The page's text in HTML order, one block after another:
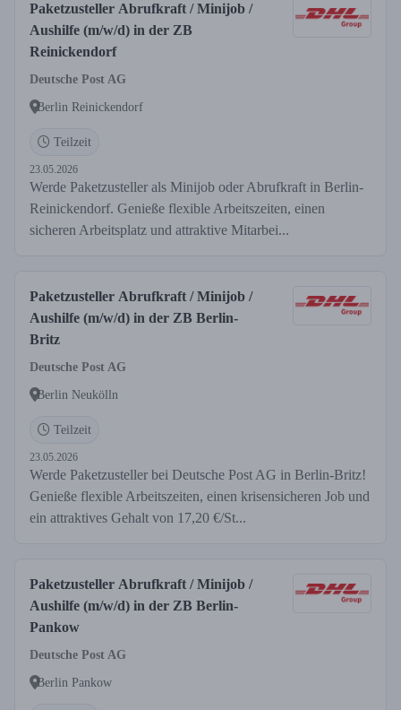
Paketzusteller Abrufkraft / Minijob /
Aushilfe (m/w/d) in der ZB
Reinickendorf
Deutsche Post AG
Berlin Reinickendorf
Teilzeit
23.05.2026
Werde Paketzusteller als Minijob oder Abrufkraft in Berlin-
Reinickendorf. Genieße flexible Arbeitszeiten, einen
sicheren Arbeitsplatz und attraktive Mitarbei...
Paketzusteller Abrufkraft / Minijob /
Aushilfe (m/w/d) in der ZB Berlin-
Britz
Deutsche Post AG
Berlin Neukölln
Teilzeit
23.05.2026
Werde Paketzusteller bei Deutsche Post AG in Berlin-Britz!
Genieße flexible Arbeitszeiten, einen krisensicheren Job und
ein attraktives Gehalt von 17,20 €/St...
Paketzusteller Abrufkraft / Minijob /
Aushilfe (m/w/d) in der ZB Berlin-
Pankow
Deutsche Post AG
Berlin Pankow